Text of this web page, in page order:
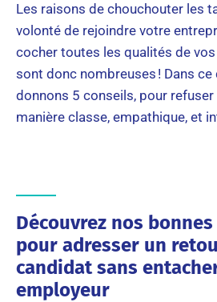
Les raisons de chouchouter les
volonté de rejoindre votre
cocher toutes les qualités de
sont donc nombreuses ! Dans
donnons 5 conseils, pour
manière classe, empathique, et
Découvrez nos
pour adresser un
candidat sans
employeur